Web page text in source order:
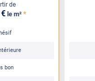
de
€ le m² *
bon